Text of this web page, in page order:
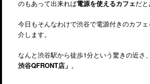
のもあって出来れば電源を使えるカフェだと
今日もそんなわけで渋谷で電源付きのカフ
介します。
なんと渋谷駅から徒歩1分という驚きの近さ、
渋谷QFRONT店」 。